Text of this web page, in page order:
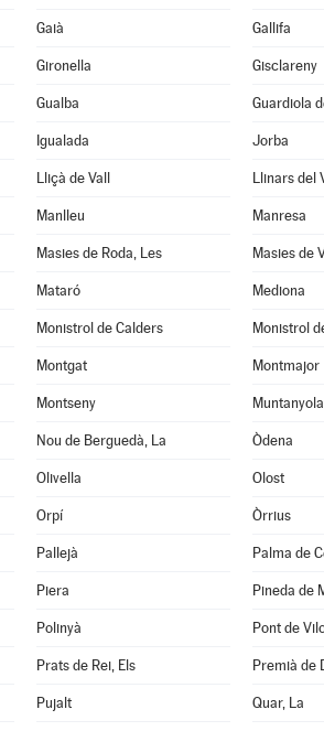
Gaià Gallifa
Gironella Gisclareny
Gualba Guardiola
Igualada Jorba
Lliçà de Vall Llinars del
Manlleu Manresa
Masies de Roda, Les Masies de
Mataró Mediona
Monistrol de Calders Monistrol
Montgat Montmajor
Montseny Muntanyola
Nou de Berguedà, La Òdena
Olivella Olost
Orpí Òrrius
Pallejà Palma de
Piera Pineda de
Polinyà Pont de
Prats de Rei, Els Premià de
Pujalt Quar, La